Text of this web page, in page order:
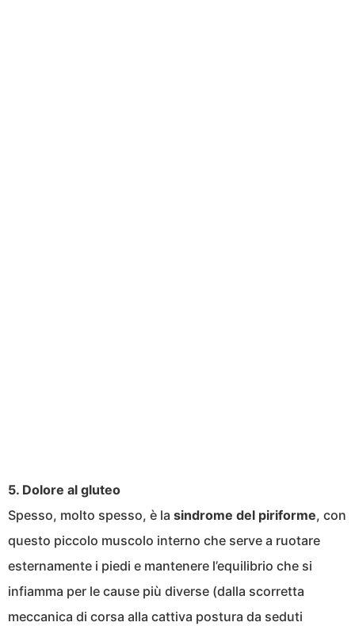
5. Dolore al gluteo
Spesso, molto spesso, è la sindrome del piriforme, con
questo piccolo muscolo interno che serve a ruotare
esternamente i piedi e mantenere l’equilibrio che si
infiamma per le cause più diverse (dalla scorretta
meccanica di corsa alla cattiva postura da seduti